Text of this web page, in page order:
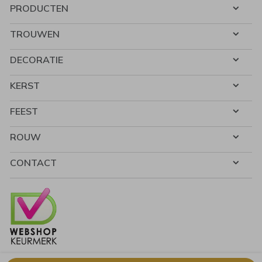
PRODUCTEN
TROUWEN
DECORATIE
KERST
FEEST
ROUW
CONTACT